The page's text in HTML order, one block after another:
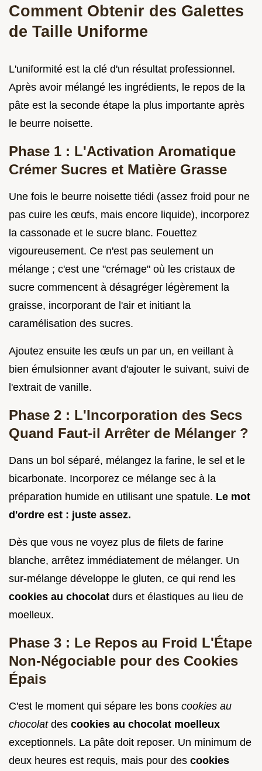
Comment Obtenir des Galettes
de Taille Uniforme
L'uniformité est la clé d'un résultat professionnel.
Après avoir mélangé les ingrédients, le repos de la
pâte est la seconde étape la plus importante après
le beurre noisette.
Phase 1 : L'Activation Aromatique
Crémer Sucres et Matière Grasse
Une fois le beurre noisette tiédi (assez froid pour ne
pas cuire les œufs, mais encore liquide), incorporez
la cassonade et le sucre blanc. Fouettez
vigoureusement. Ce n'est pas seulement un
mélange ; c'est une "crémage" où les cristaux de
sucre commencent à désagréger légèrement la
graisse, incorporant de l'air et initiant la
caramélisation des sucres.
Ajoutez ensuite les œufs un par un, en veillant à
bien émulsionner avant d'ajouter le suivant, suivi de
l'extrait de vanille.
Phase 2 : L'Incorporation des Secs
Quand Faut-il Arrêter de Mélanger ?
Dans un bol séparé, mélangez la farine, le sel et le
bicarbonate. Incorporez ce mélange sec à la
préparation humide en utilisant une spatule. Le mot
d'ordre est : juste assez.
Dès que vous ne voyez plus de filets de farine
blanche, arrêtez immédiatement de mélanger. Un
sur-mélange développe le gluten, ce qui rend les
cookies au chocolat durs et élastiques au lieu de
moelleux.
Phase 3 : Le Repos au Froid L'Étape
Non-Négociable pour des Cookies
Épais
C'est le moment qui sépare les bons cookies au
chocolat des cookies au chocolat moelleux
exceptionnels. La pâte doit reposer. Un minimum de
deux heures est requis, mais pour des cookies